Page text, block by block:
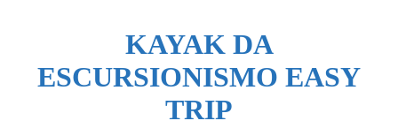
KAYAK DA
ESCURSIONISMO EASY
TRIP